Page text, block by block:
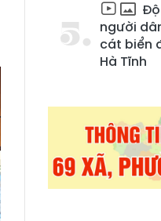
người
cát biển
Hà Tĩnh